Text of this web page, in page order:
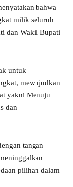
bahwa
milik seluruh
dan Wakil Bupati
untuk
mewujudkan
yakni Menuju
dan
tangan
pilihan dalam